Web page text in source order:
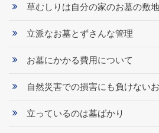
草むしりは自分の家のお墓の敷
立派なお墓とずさんな管理
お墓にかかる費用について
自然災害での損害にも負けない
立っているのは墓ばかり